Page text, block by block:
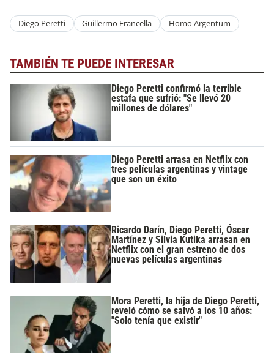
Diego Peretti Guillermo Francella Homo Argentum
TAMBIÉN TE PUEDE INTERESAR
Diego Peretti confirmó la terrible
estafa que sufrió: "Se llevó 20
millones de dólares"
Diego Peretti arrasa en Netflix con
tres películas argentinas y vintage
que son un éxito
Ricardo Darín, Diego Peretti, Óscar
Martínez y Silvia Kutika arrasan en
Netflix con el gran estreno de dos
nuevas películas argentinas
Mora Peretti, la hija de Diego Peretti,
reveló cómo se salvó a los 10 años:
"Solo tenía que existir"